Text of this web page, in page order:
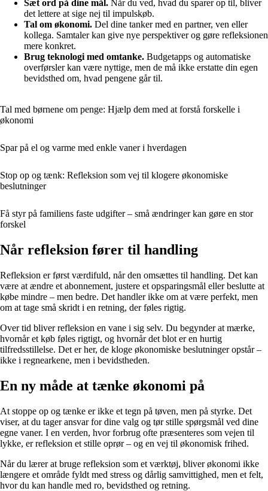
Sæt ord på dine mål. Når du ved, hvad du sparer op til, bliver
det lettere at sige nej til impulskøb.
Tal om økonomi. Del dine tanker med en partner, ven eller
kollega. Samtaler kan give nye perspektiver og gøre refleksionen
mere konkret.
Brug teknologi med omtanke. Budgetapps og automatiske
overførsler kan være nyttige, men de må ikke erstatte din egen
bevidsthed om, hvad pengene går til.
Tal med børnene om penge: Hjælp dem med at forstå forskelle i
økonomi
Spar på el og varme med enkle vaner i hverdagen
Stop op og tænk: Refleksion som vej til klogere økonomiske
beslutninger
Få styr på familiens faste udgifter – små ændringer kan gøre en stor
forskel
Når refleksion fører til handling
Refleksion er først værdifuld, når den omsættes til handling. Det kan
være at ændre et abonnement, justere et opsparingsmål eller beslutte at
købe mindre – men bedre. Det handler ikke om at være perfekt, men
om at tage små skridt i en retning, der føles rigtig.
Over tid bliver refleksion en vane i sig selv. Du begynder at mærke,
hvornår et køb føles rigtigt, og hvornår det blot er en hurtig
tilfredsstillelse. Det er her, de kloge økonomiske beslutninger opstår –
ikke i regnearkene, men i bevidstheden.
En ny måde at tænke økonomi på
At stoppe op og tænke er ikke et tegn på tøven, men på styrke. Det
viser, at du tager ansvar for dine valg og tør stille spørgsmål ved dine
egne vaner. I en verden, hvor forbrug ofte præsenteres som vejen til
lykke, er refleksion et stille oprør – og en vej til økonomisk frihed.
Når du lærer at bruge refleksion som et værktøj, bliver økonomi ikke
længere et område fyldt med stress og dårlig samvittighed, men et felt,
hvor du kan handle med ro, bevidsthed og retning.